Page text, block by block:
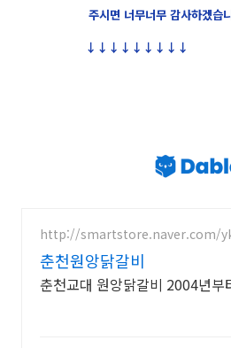
주시면 너무너무 감사하겠습
↓↓↓↓↓↓↓↓↓
http://smartstore.naver.com/
춘천원앙닭갈비
춘천교대 원앙닭갈비 2004년부